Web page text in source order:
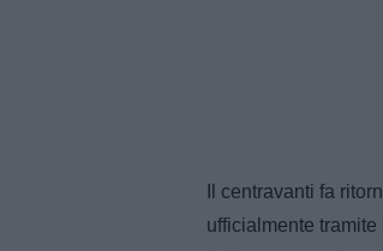
Il centravanti fa
ufficialmente